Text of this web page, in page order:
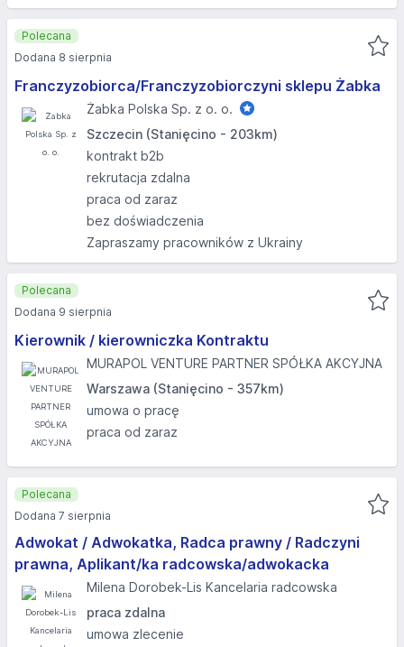
Franczyzobiorca/Franczyzobiorczyni sklepu Żabka
Żabka Polska Sp. z o. o.
Szczecin (Stanięcino - 203km)
kontrakt b2b
rekrutacja zdalna
praca od zaraz
bez doświadczenia
Zapraszamy pracowników z Ukrainy
Polecana
Dodana 8 sierpnia
Kierownik / kierowniczka Kontraktu
MURAPOL VENTURE PARTNER SPÓŁKA AKCYJNA
Warszawa (Stanięcino - 357km)
umowa o pracę
praca od zaraz
Polecana
Dodana 9 sierpnia
Adwokat / Adwokatka, Radca prawny / Radczyni
prawna, Aplikant/ka radcowska/adwokacka
Milena Dorobek-Lis Kancelaria radcowska
praca zdalna
umowa zlecenie
Polecana
Dodana 7 sierpnia